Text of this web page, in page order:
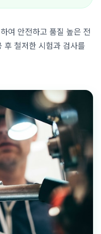
여 안전하고 품질 높은 전
후 철저한 시험과 검사를